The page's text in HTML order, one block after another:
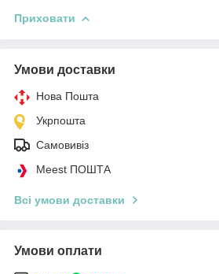
Приховати
Умови доставки
Нова Пошта
Укрпошта
Самовивіз
Meest ПОШТА
Всі умови доставки
Умови оплати